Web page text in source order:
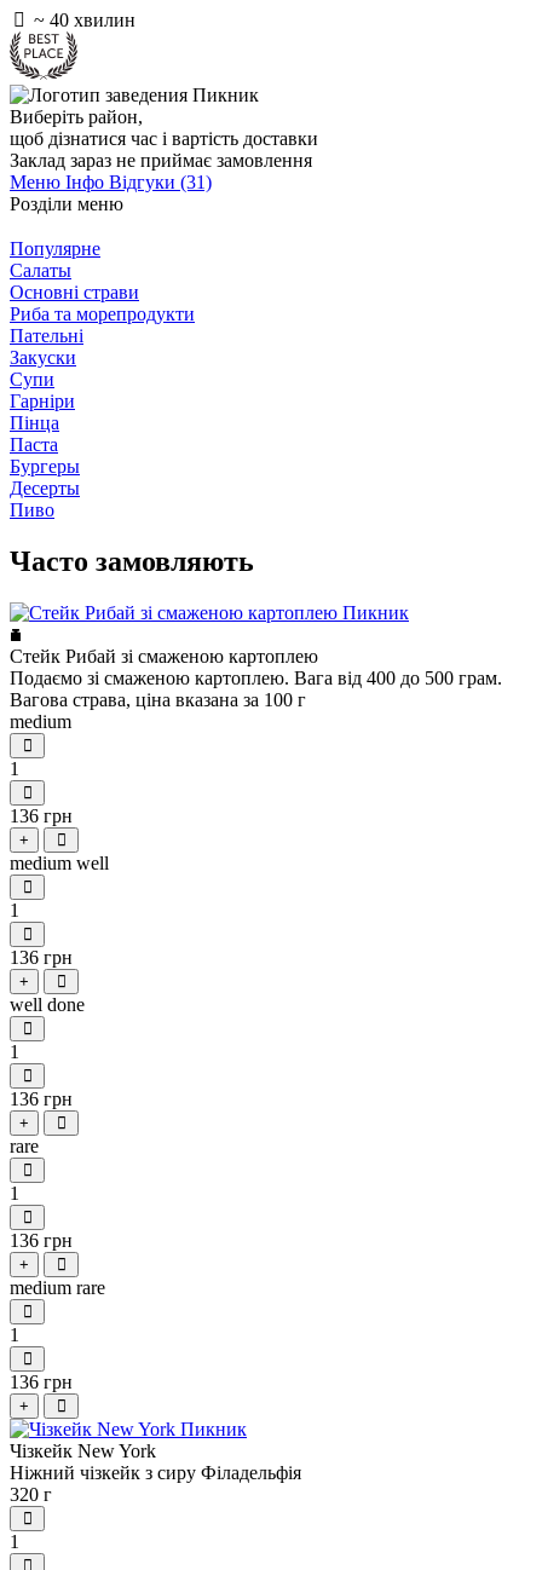
~ 40 хвилин
Виберіть район,
щоб дізнатися час і вартість доставки
Заклад зараз не приймає замовлення
Меню Інфо Відгуки (31)
Розділи меню
Популярне
Салаты
Основні страви
Риба та морепродукти
Пательні
Закуски
Супи
Гарніри
Пінца
Паста
Бургеры
Десерты
Пиво
Часто замовляють
Стейк Рибай зі смаженою картоплею
Подаємо зі смаженою картоплею. Вага від 400 до 500 грам.
Вагова страва, ціна вказана за 100 г
medium
1
136 грн
+
medium well
1
136 грн
+
well done
1
136 грн
+
rare
1
136 грн
+
medium rare
1
136 грн
+
Чізкейк New York
Ніжний чізкейк з сиру Філадельфія
320 г
1